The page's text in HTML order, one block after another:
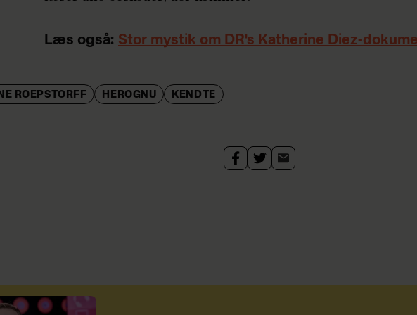
Læs også: Stor mystik om DR's Katherine Diez-
ROEPSTORFF HEROGNU KENDTE